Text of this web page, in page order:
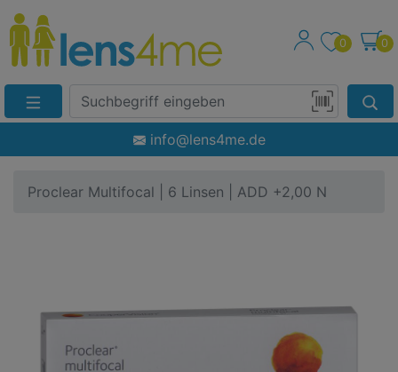
Suche
Eingabefeld
Produktsuche
Scan
0 0
info@lens4me.de
Proclear Multifocal | 6 Linsen | ADD +2,00 N